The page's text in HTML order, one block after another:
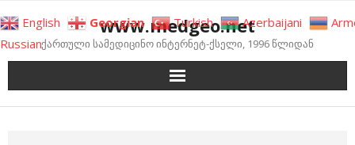
to
content
www.medgeo.net
ქართული სამედიცინო ინტერნეტ-ქსელი, 1996 წლიდან
English Georgian Turkish Azerbaijani
Russian